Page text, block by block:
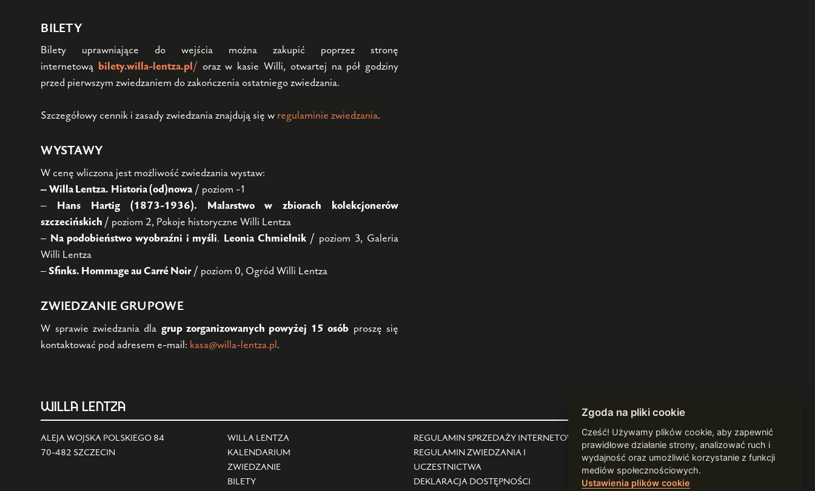
BILETY
Bilety uprawniające do wejścia można zakupić poprzez stronę
internetową bilety.willa-lentza.pl/ oraz w kasie Willi, otwartej na pół godziny
przed pierwszym zwiedzaniem do zakończenia ostatniego zwiedzania.
Szczegółowy cennik i zasady zwiedzania znajdują się w regulaminie zwiedzania.
WYSTAWY
W cenę wliczona jest możliwość zwiedzania wystaw:
–Willa Lentza. Historia (od)nowa/ poziom -1
– Hans Hartig (1873-1936). Malarstwo w zbiorach kolekcjonerów
szczecińskich / poziom 2, Pokoje historyczne Willi Lentza
– Na podobieństwo wyobraźni i myśli. Leonia Chmielnik/ poziom 3, Galeria
Willi Lentza
–Sfinks. Hommage au Carré Noir/ poziom 0, Ogród Willi Lentza
ZWIEDZANIE GRUPOWE
W sprawie zwiedzania dla grup zorganizowanych powyżej 15 osób proszę się
kontaktować pod adresem e-mail: kasa@willa-lentza.pl.
WILLA LENTZA
ALEJA WOJSKA POLSKIEGO 84
70-482 SZCZECIN
WILLA LENTZA
KALENDARIUM
ZWIEDZANIE
BILETY
REGULAMIN SPRZEDAŻY INTERNETOWEJ
REGULAMIN ZWIEDZANIA I
UCZESTNICTWA
DEKLARACJA DOSTĘPNOŚCI
WEBDESIGN: WARDZIUKEWICZ
WEBDEV:PRACOWNIA WGLĄDU
Zgoda na pliki cookie
Cześć! Używamy plików cookie, aby zapewnić
prawidłowe działanie strony, analizować ruch i
wydajność oraz umożliwić korzystanie z funkcji
mediów społecznościowych.
Ustawienia plików cookie